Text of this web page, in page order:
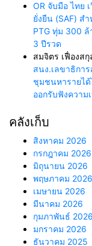
OR จับมือ ไทย
ยั่งยืน (SAF) ส
PTG ทุ่ม 300 ล้
3 ปีรวด
สมจิตร เฟื่องสกุ
สนง.เลขาธิกา
ชุมชนหารายไ
ออกรับฟังความ
คลังเก็บ
สิงหาคม 2026
กรกฎาคม 2026
มิถุนายน 2026
พฤษภาคม 2026
เมษายน 2026
มีนาคม 2026
กุมภาพันธ์ 2026
มกราคม 2026
ธันวาคม 2025